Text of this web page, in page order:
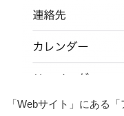
「Webサイト」にある